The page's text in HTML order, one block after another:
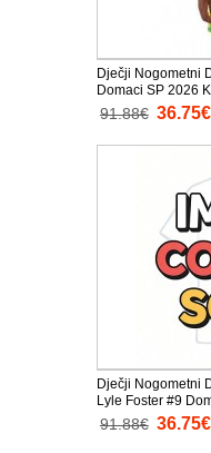
Dječji Nogometni
Domaci SP 2026
91.88€ 36.75€
Dječji Nogometni
Lyle Foster #9
Kratke hlače)
91.88€ 36.75€